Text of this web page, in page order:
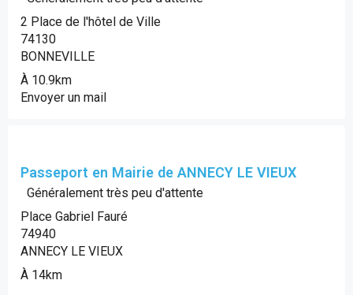
2 Place de l'hôtel de Ville
74130
BONNEVILLE
À 10.9km
Envoyer un mail
Passeport en Mairie de ANNECY LE VIEUX
Généralement très peu d'attente
Place Gabriel Fauré
74940
ANNECY LE VIEUX
À 14km